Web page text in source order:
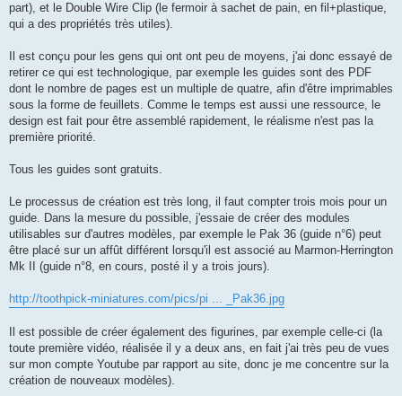
part), et le Double Wire Clip (le fermoir à sachet de pain, en fil+plastique,
qui a des propriétés très utiles).
Il est conçu pour les gens qui ont ont peu de moyens, j'ai donc essayé de
retirer ce qui est technologique, par exemple les guides sont des PDF
dont le nombre de pages est un multiple de quatre, afin d'être imprimables
sous la forme de feuillets. Comme le temps est aussi une ressource, le
design est fait pour être assemblé rapidement, le réalisme n'est pas la
première priorité.
Tous les guides sont gratuits.
Le processus de création est très long, il faut compter trois mois pour un
guide. Dans la mesure du possible, j'essaie de créer des modules
utilisables sur d'autres modèles, par exemple le Pak 36 (guide n°6) peut
être placé sur un affût différent lorsqu'il est associé au Marmon-Herrington
Mk II (guide n°8, en cours, posté il y a trois jours).
http://toothpick-miniatures.com/pics/pi ... _Pak36.jpg
Il est possible de créer également des figurines, par exemple celle-ci (la
toute première vidéo, réalisée il y a deux ans, en fait j'ai très peu de vues
sur mon compte Youtube par rapport au site, donc je me concentre sur la
création de nouveaux modèles).